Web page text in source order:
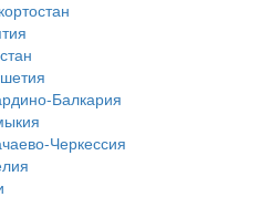
Балкария
Черкессия